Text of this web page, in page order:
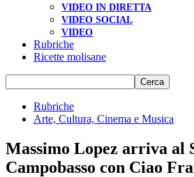
VIDEO IN DIRETTA
VIDEO SOCIAL
VIDEO
Rubriche
Ricette molisane
Rubriche
Arte, Cultura, Cinema e Musica
Massimo Lopez arriva al
Campobasso con Ciao